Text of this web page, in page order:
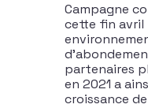
Campagne
cette fin avril
partenaires
en 2021 a
croissance